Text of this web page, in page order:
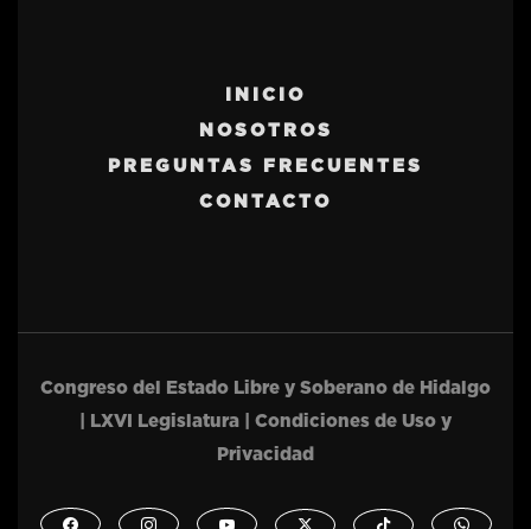
INICIO
NOSOTROS
PREGUNTAS FRECUENTES
CONTACTO
Congreso del Estado Libre y Soberano de Hidalgo
| LXVI Legislatura | Condiciones de Uso y
Privacidad